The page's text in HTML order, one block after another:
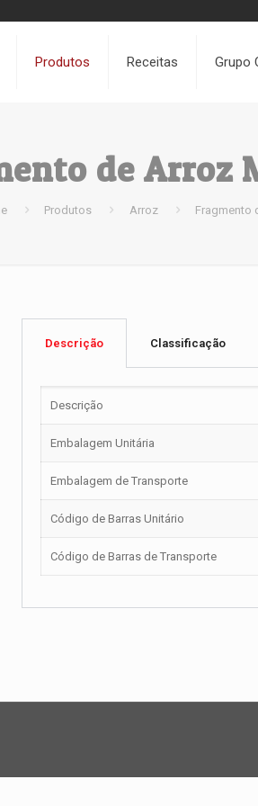
Produtos Receitas Grupo
de Arroz
Produtos Arroz Fragmento
Descrição Classificação
Descrição
Embalagem Unitária
Embalagem de Transporte
Código de Barras Unitário
Código de Barras de Transporte